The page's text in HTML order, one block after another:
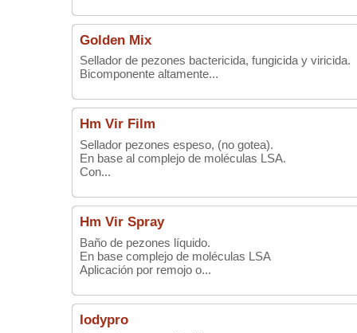
Golden Mix
Sellador de pezones bactericida, fungicida y viricida.
Bicomponente altamente...
Hm Vir Film
Sellador pezones espeso, (no gotea).
En base al complejo de moléculas LSA.
Con...
Hm Vir Spray
Baño de pezones líquido.
En base complejo de moléculas LSA
Aplicación por remojo o...
Iodypro